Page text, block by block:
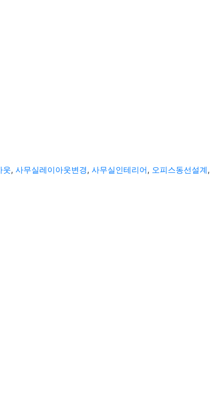
웃, 사무실레이아웃변경, 사무실인테리어, 오피스동선설계,